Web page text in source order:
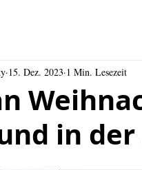
in der
15. Dez. 2023 1 Min. Lesezeit